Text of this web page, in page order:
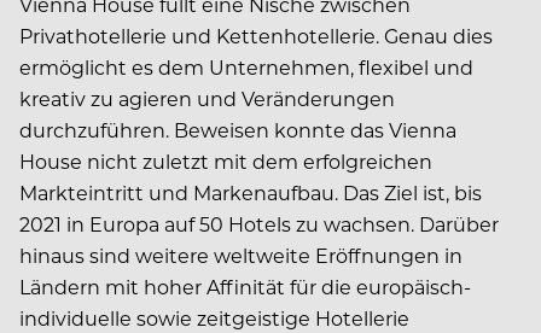
Privathotellerie und Kettenhotellerie. Genau dies
ermöglicht es dem Unternehmen, flexibel und
kreativ zu agieren und Veränderungen
durchzuführen. Beweisen konnte das Vienna
House nicht zuletzt mit dem erfolgreichen
Markteintritt und Markenaufbau. Das Ziel ist, bis
2021 in Europa auf 50 Hotels zu wachsen. Darüber
hinaus sind weitere weltweite Eröffnungen in
Ländern mit hoher Affinität für die europäisch-
individuelle sowie zeitgeistige Hotellerie